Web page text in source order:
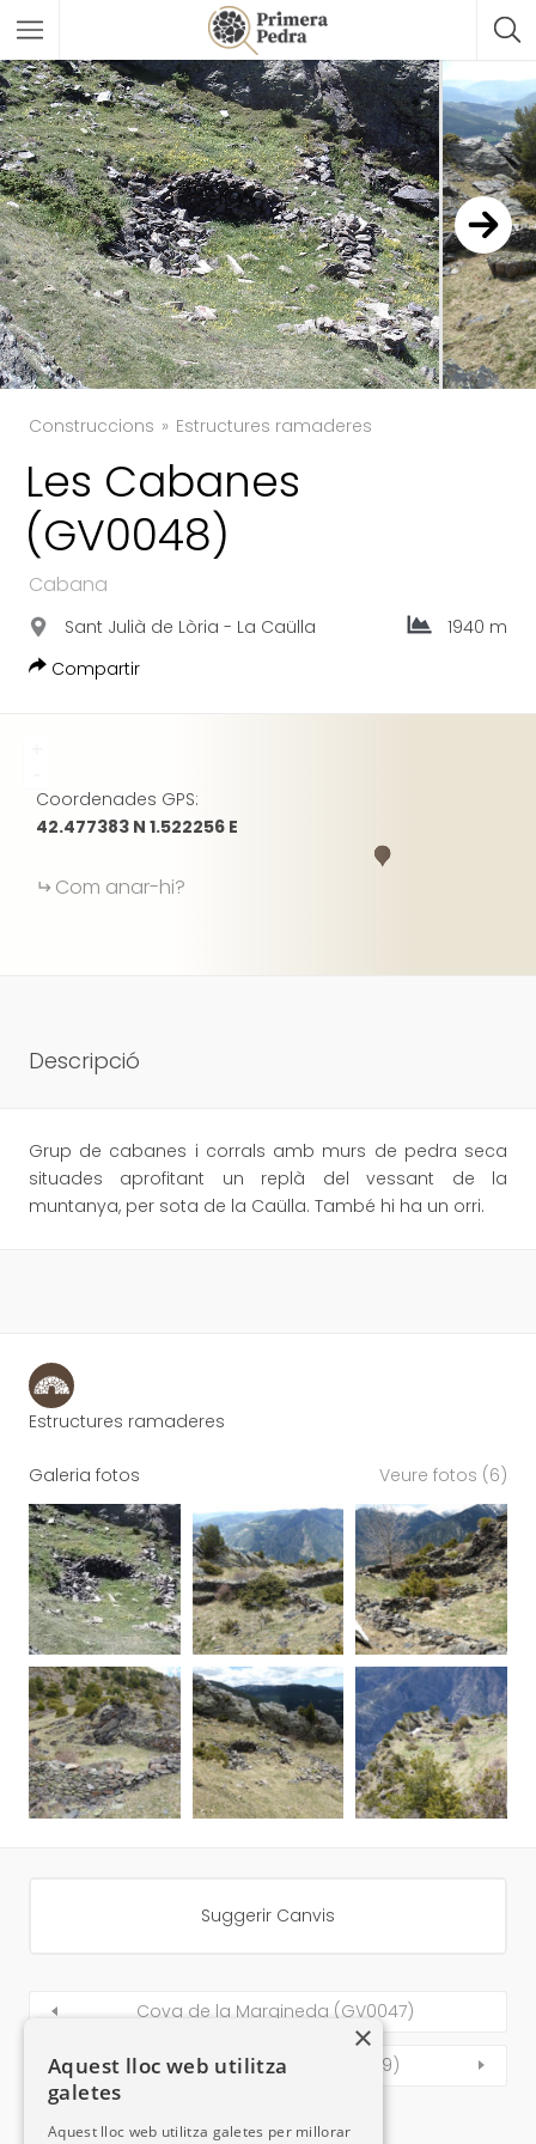
Construccions Estructures ramaderes
Les Cabanes
(GV0048)
Cabana
Sant Julià de Lòria - La Caülla
1940 m
Compartir
TWITTER
FACEBOOK
GOOGLE
Coordenades GPS:
42.477383 N 1.522256 E
Com anar-hi?
Descripció
Grup de cabanes i corrals amb murs de pedra seca
situades aprofitant un replà del vessant de la
muntanya, per sota de la Caülla. També hi ha un orri.
Estructures ramaderes
Galeria fotos Veure fotos (6)
Suggerir Canvis
Cova de la Margineda (GV0047)
Jacera de Llumeneres (GV0049)
×
Aquest lloc web utilitza
galetes
Aquest lloc web utilitza galetes per millorar